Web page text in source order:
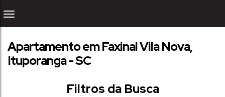
Apartamento em Faxinal Vila Nova,
Ituporanga - SC
Filtros da Busca